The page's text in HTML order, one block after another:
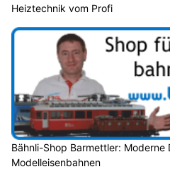
Heiztechnik vom Profi
Bähnli-Shop Barmettler:
Modelleisenbahnen